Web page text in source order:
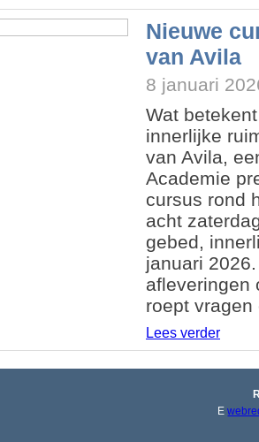
Nieuwe
van Avila
8 januari
Wat
innerlijke
van Avila,
Academie
cursus rond
acht
gebed,
januari
afleveringen
roept
Lees verder
E